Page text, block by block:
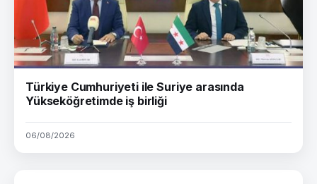
Türkiye Cumhuriyeti ile Suriye arasında
Yükseköğretimde iş birliği
06/08/2026